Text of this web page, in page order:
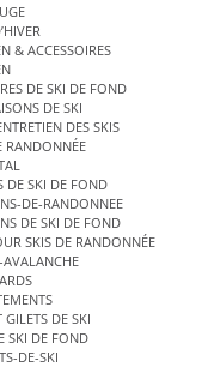
& ACCESSOIRES
DE SKI DE FOND
DE SKI
DES SKIS
RANDONNÉE
DE SKI DE FOND
DE-RANDONNEE
DE SKI DE FOND
SKIS DE RANDONNÉE
AVALANCHE
GILETS DE SKI
SKI DE FOND
DE-SKI